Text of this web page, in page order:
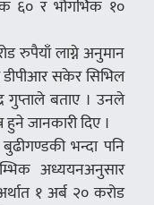
६० र भौगर्भिक १०
रुपैयाँ लाग्ने अनुमान
सकेर सिभिल
गुप्ताले बताए । उनले
जानकारी दिए ।
भन्दा पनि
अध्ययनअनुसार
१ अर्ब २० करोड